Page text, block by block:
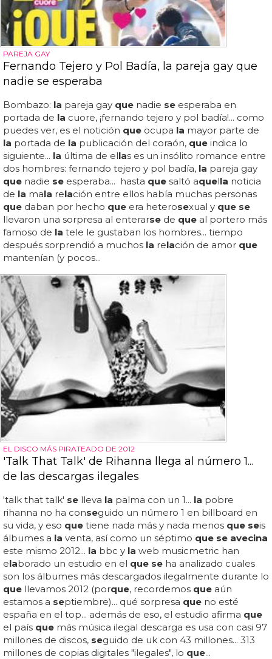
PAREJA GAY
Fernando Tejero y Pol Badía, la pareja gay que
nadie se esperaba
Bombazo: la pareja gay que nadie se esperaba en
portada de la cuore, ¡fernando tejero y pol badía!... como
puedes ver, es el notición que ocupa la mayor parte de
la portada de la publicación del coraón, que indica lo
siguiente... la última de ellas es un insólito romance entre
dos hombres: fernando tejero y pol badía, la pareja gay
que nadie se esperaba... hasta que saltó aquella noticia
de la mala relación entre ellos había muchas personas
que daban por hecho que era heterosexual y que se
llevaron una sorpresa al enterarse de que al portero más
famoso de la tele le gustaban los hombres... tiempo
después sorprendió a muchos la relación de amor que
mantenían (y pocos...
EL DISCO MÁS PIRATEADO DE 2012
'Talk That Talk' de Rihanna llega al número 1...
de las descargas ilegales
'talk that talk' se lleva la palma con un 1... la pobre
rihanna no ha conseguido un número 1 en billboard en
su vida, y eso que tiene nada más y nada menos que seis
álbumes a la venta, así como un séptimo que se avecina
este mismo 2012... la bbc y la web musicmetric han
elaborado un estudio en el que se ha analizado cuales
son los álbumes más descargados ilegalmente durante lo
que llevamos 2012 (porque, recordemos que aún
estamos a septiembre)... qué sorpresa que no esté
españa en el top... además de eso, el estudio afirma que
el país que más música ilegal descarga es usa con casi 97
millones de discos, seguido de uk con 43 millones... 313
millones de copias digitales "ilegales", lo que...